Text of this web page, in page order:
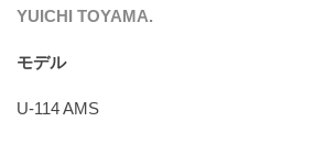
YUICHI TOYAMA.
モデル
U-114 AMS